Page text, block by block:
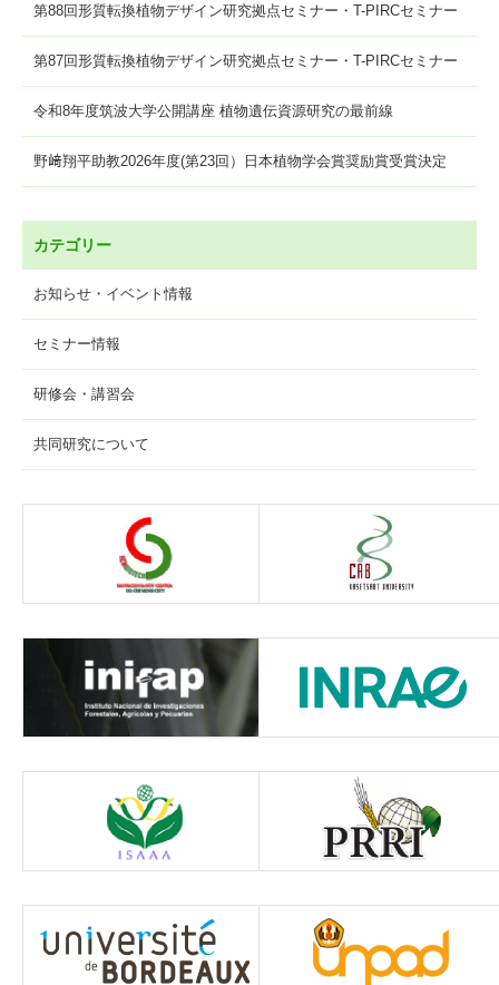
第88回形質転換植物デザイン研究拠点セミナー・T-PIRCセミナー
第87回形質転換植物デザイン研究拠点セミナー・T-PIRCセミナー
令和8年度筑波大学公開講座 植物遺伝資源研究の最前線
野﨑翔平助教2026年度(第23回）日本植物学会賞奨励賞受賞決定
カテゴリー
お知らせ・イベント情報
セミナー情報
研修会・講習会
共同研究について